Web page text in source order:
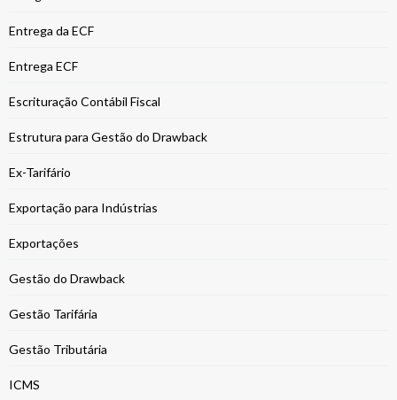
Entrega da ECF
Entrega ECF
Escrituração Contábil Fiscal
Estrutura para Gestão do Drawback
Ex-Tarifário
Exportação para Indústrias
Exportações
Gestão do Drawback
Gestão Tarifária
Gestão Tributária
ICMS